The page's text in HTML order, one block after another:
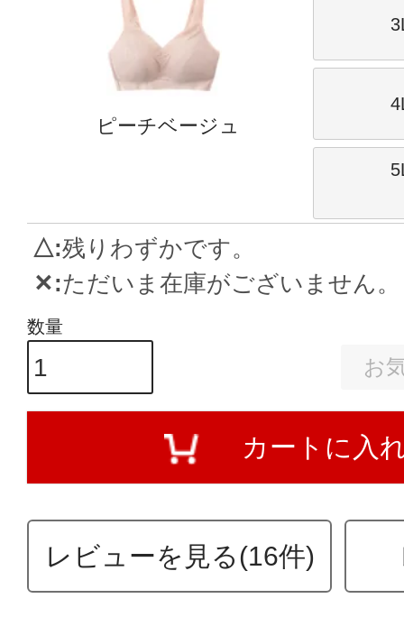
ピーチベージュ
△ 残りわずかです。
✕ ただいま在庫がございません。
お
カートに入
レビューを見る(16件)